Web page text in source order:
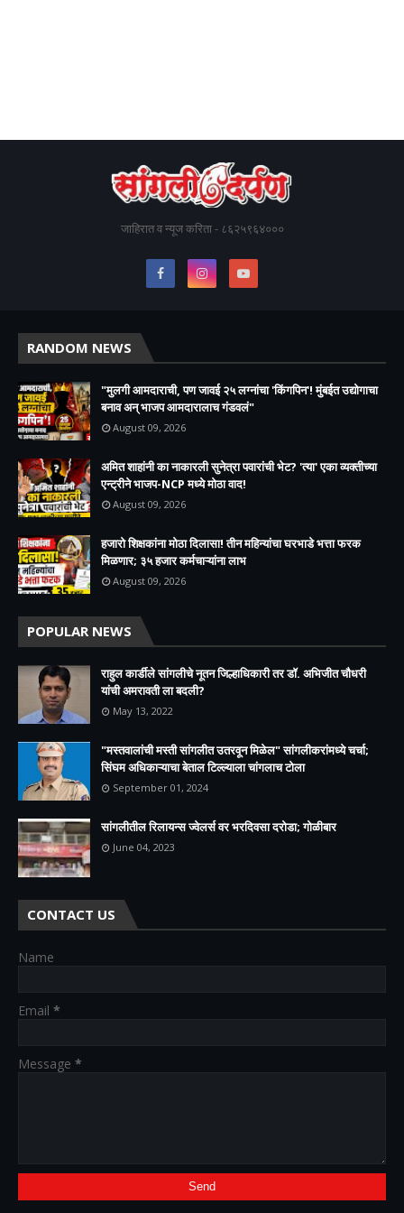
जाहिरात व न्यूज करिता - ८६२५९६४०००
RANDOM NEWS
"मुलगी आमदाराची, पण जावई २५ लग्नांचा 'किंगपिन'! मुंबईत उद्योगाचा
बनाव अन् भाजप आमदारालाच गंडवलं"
August 09, 2026
अमित शाहांनी का नाकारली सुनेत्रा पवारांची भेट? 'त्या' एका व्यक्तीच्या
एन्ट्रीने भाजप-NCP मध्ये मोठा वाद!
August 09, 2026
हजारो शिक्षकांना मोठा दिलासा! तीन महिन्यांचा घरभाडे भत्ता फरक
मिळणार; ३५ हजार कर्मचाऱ्यांना लाभ
August 09, 2026
POPULAR NEWS
राहुल कार्डीले सांगलीचे नूतन जिल्हाधिकारी तर डॉ. अभिजीत चौधरी
यांची अमरावती ला बदली?
May 13, 2022
"मस्तवालांची मस्ती सांगलीत उतरवून मिळेल" सांगलीकरांमध्ये चर्चा;
सिंघम अधिकाऱ्याचा बेताल टिल्ल्याला चांगलाच टोला
September 01, 2024
सांगलीतील रिलायन्स ज्वेलर्स वर भरदिवसा दरोडा; गोळीबार
June 04, 2023
CONTACT US
Name
Email *
Message *